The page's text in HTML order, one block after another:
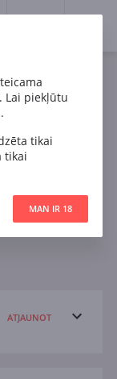
Balts
Malbec
ATJAUNOT
Lai piekļūtu
tikai
tikai
MAN IR 18